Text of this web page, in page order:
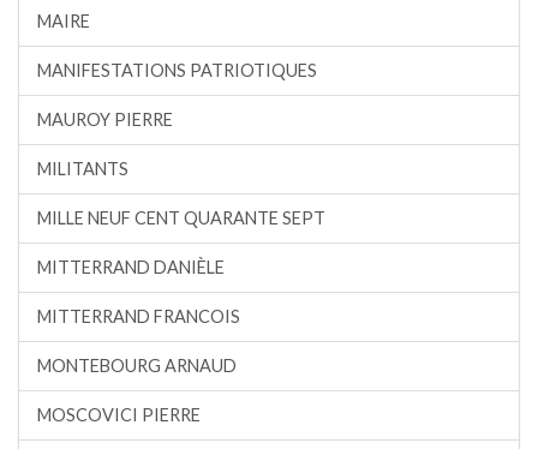
MAIRE
MANIFESTATIONS PATRIOTIQUES
MAUROY PIERRE
MILITANTS
MILLE NEUF CENT QUARANTE SEPT
MITTERRAND DANIÈLE
MITTERRAND FRANCOIS
MONTEBOURG ARNAUD
MOSCOVICI PIERRE